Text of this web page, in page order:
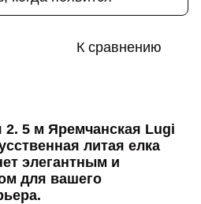
К сравнению
2. 5 м Яремчанская Lugi
литая елка
элегантным и
для вашего